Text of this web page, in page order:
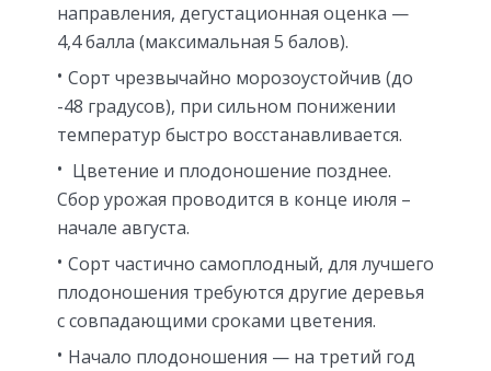
направления, дегустационная оценка —
4,4 балла (максимальная 5 балов).
Сорт чрезвычайно морозоустойчив (до
-48 градусов), при сильном понижении
температур быстро восстанавливается.
Цветение и плодоношение позднее.
Сбор урожая проводится в конце июля –
начале августа.
Сорт частично самоплодный, для лучшего
плодоношения требуются другие деревья
с совпадающими сроками цветения.
Начало плодоношения — на третий год